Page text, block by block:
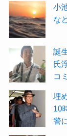
小
な
誕
氏
コ
埋
10
警